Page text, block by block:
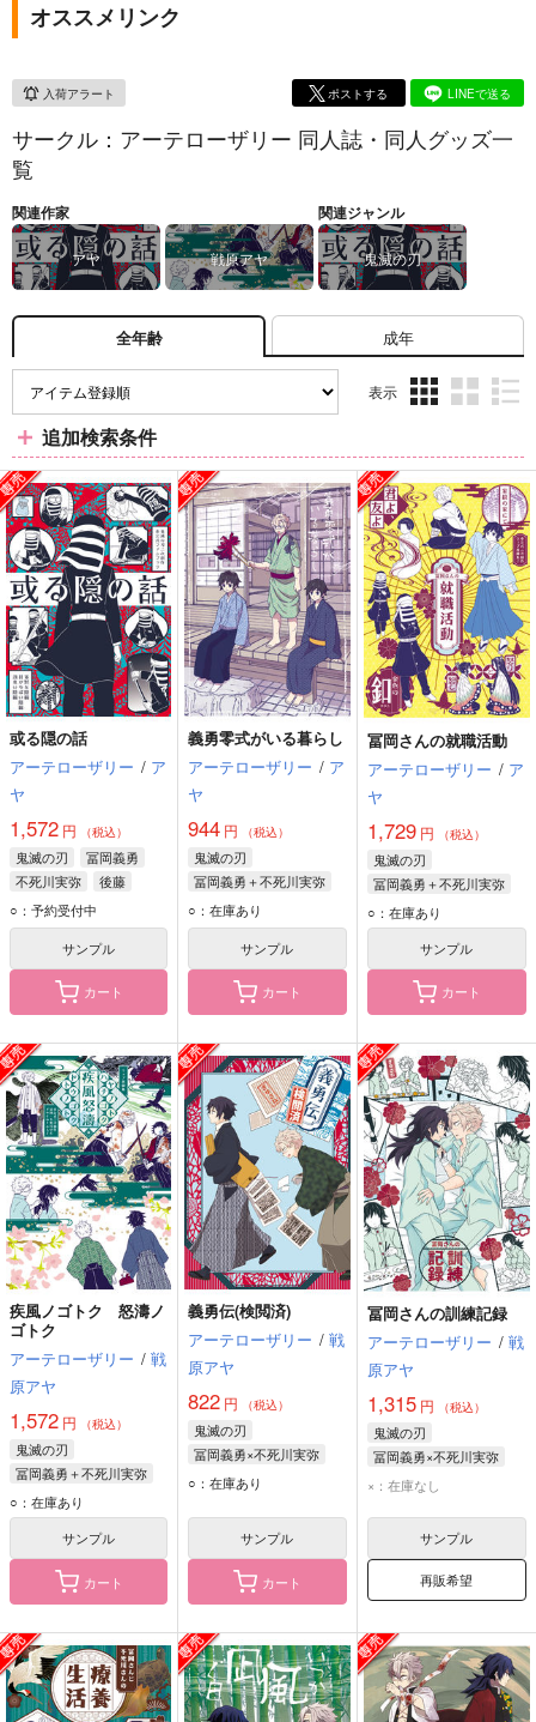
オススメリンク
入荷アラート ポストする LINEで送る
サークル：アーテローザリー 同人誌・同人グッズ一
覧
関連作家
アヤ 戦原アヤ
関連ジャンル
鬼滅の刃
全年齢 成年
表示
ム
表
示
ム
表
示
ム
表
示
追加検索条件
或る隠の話
アーテローザリー / ア
ヤ
1,572 円 （税込）
鬼滅の刃
冨岡義勇
不死川実弥
後藤
○：予約受付中
サンプル
カート
義勇零式がいる暮らし
アーテローザリー / ア
ヤ
944 円 （税込）
鬼滅の刃
冨岡義勇＋不死川実弥
冨岡義勇
○：在庫あり
サンプル
カート
冨岡さんの就職活動
アーテローザリー / ア
ヤ
1,729円 （税込）
鬼滅の刃
冨岡義勇＋不死川実弥
冨岡義勇
○：在庫あり
サンプル
カート
疾風ノゴトク 怒濤ノ
ゴトク
アーテローザリー / 戦
原アヤ
1,572 円 （税込）
鬼滅の刃
冨岡義勇＋不死川実弥
冨岡義勇
○：在庫あり
サンプル
カート
義勇伝(検閲済)
アーテローザリー / 戦
原アヤ
822 円 （税込）
鬼滅の刃
冨岡義勇×不死川実弥
冨岡義勇
○：在庫あり
サンプル
カート
冨岡さんの訓練記録
アーテローザリー / 戦
原アヤ
1,315円 （税込）
鬼滅の刃
冨岡義勇×不死川実弥
冨岡義勇
×：在庫なし
サンプル
再販希望